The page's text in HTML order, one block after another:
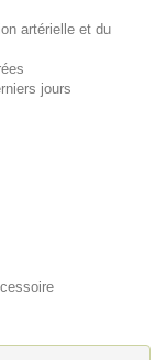
artérielle et du
jours